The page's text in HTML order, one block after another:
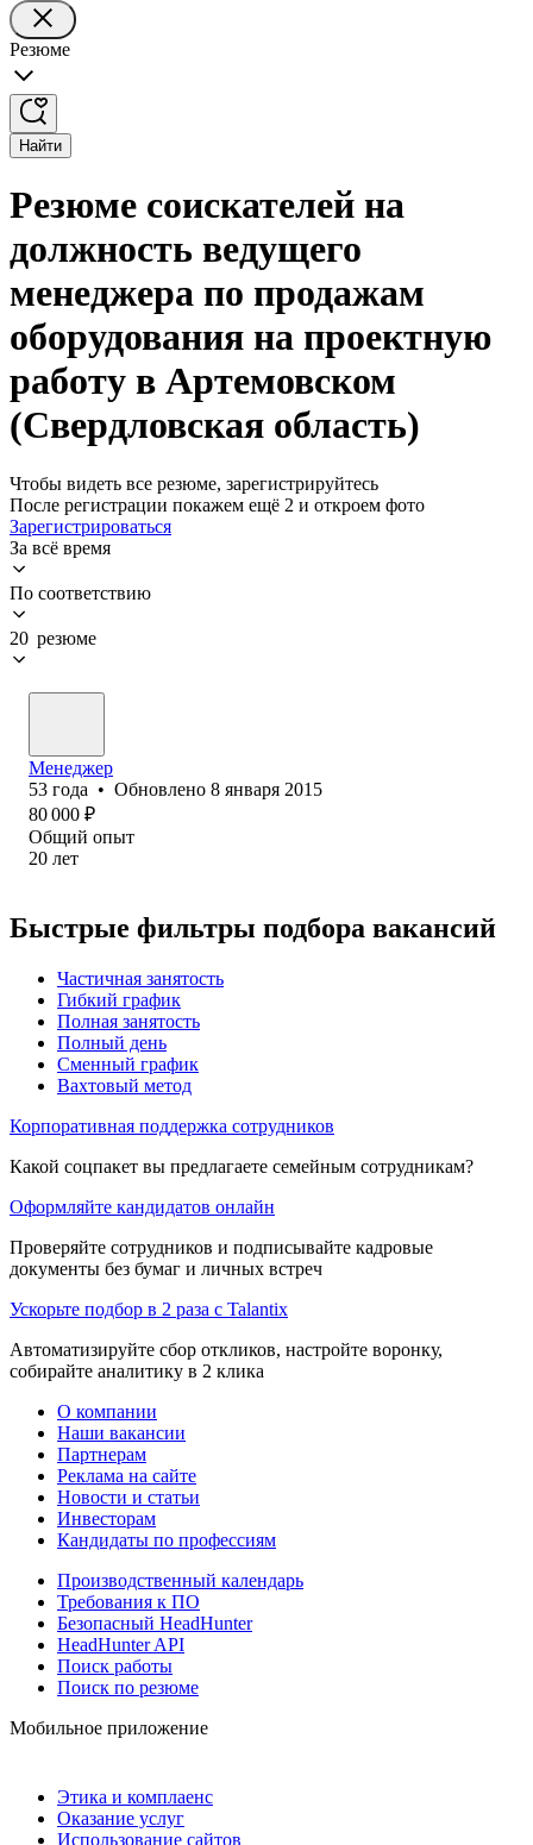
Резюме
Найти
Резюме соискателей на
должность ведущего
менеджера по продажам
оборудования на проектную
работу в Артемовском
(Свердловская область)
Чтобы видеть все резюме, зарегистрируйтесь
После регистрации покажем ещё 2 и откроем фото
Зарегистрироваться
За всё время
По соответствию
20 резюме
Менеджер
53 года • Обновлено 8 января 2015
80 000 ₽
Общий опыт
20 лет
Быстрые фильтры подбора вакансий
Частичная занятость
Гибкий график
Полная занятость
Полный день
Сменный график
Вахтовый метод
Корпоративная поддержка сотрудников
Какой соцпакет вы предлагаете семейным сотрудникам?
Оформляйте кандидатов онлайн
Проверяйте сотрудников и подписывайте кадровые
документы без бумаг и личных встреч
Ускорьте подбор в 2 раза с Talantix
Автоматизируйте сбор откликов, настройте воронку,
собирайте аналитику в 2 клика
О компании
Наши вакансии
Партнерам
Реклама на сайте
Новости и статьи
Инвесторам
Кандидаты по профессиям
Производственный календарь
Требования к ПО
Безопасный HeadHunter
HeadHunter API
Поиск работы
Поиск по резюме
Мобильное приложение
Этика и комплаенс
Оказание услуг
Использование сайтов